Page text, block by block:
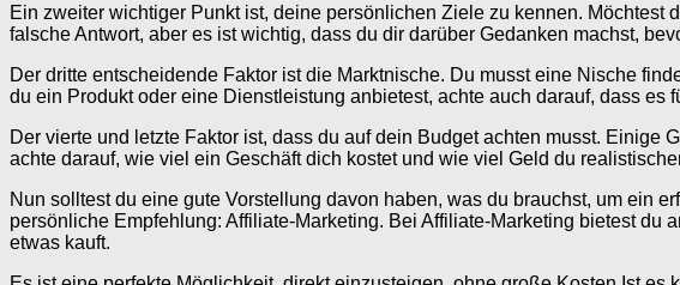
Ein zweiter wichtiger Punkt ist, deine persönlichen Ziele zu kennen.
falsche Antwort, aber es ist wichtig, dass du dir darüber Gedanken machst,
Der dritte entscheidende Faktor ist die Marktnische. Du musst eine Nische
du ein Produkt oder eine Dienstleistung anbietest, achte auch darauf, dass es
Der vierte und letzte Faktor ist, dass du auf dein Budget achten musst.
achte darauf, wie viel ein Geschäft dich kostet und wie viel Geld du
Nun solltest du eine gute Vorstellung davon haben, was du brauchst, um ein
persönliche Empfehlung: Affiliate-Marketing. Bei Affiliate-Marketing bietest
etwas kauft.